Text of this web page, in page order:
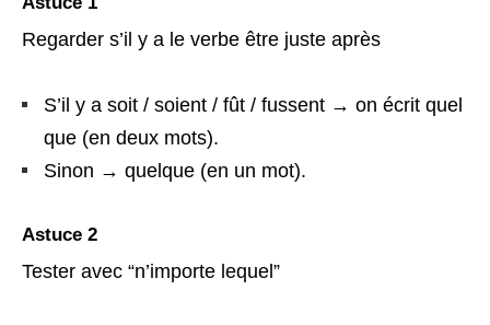
Regarder s’il y a le verbe être juste après
S’il y a soit / soient / fût / fussent → on écrit quel
que (en deux mots).
Sinon → quelque (en un mot).
Astuce 2
Tester avec “n’importe lequel”